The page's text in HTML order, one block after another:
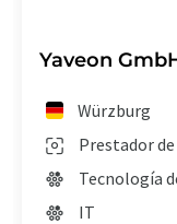
Yaveon
Prestador
Würzburg
Tecnología
IT